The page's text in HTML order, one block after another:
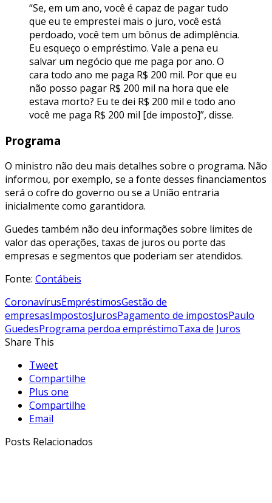
“Se, em um ano, você é capaz de pagar tudo
que eu te emprestei mais o juro, você está
perdoado, você tem um bônus de adimplência.
Eu esqueço o empréstimo. Vale a pena eu
salvar um negócio que me paga por ano. O
cara todo ano me paga R$ 200 mil. Por que eu
não posso pagar R$ 200 mil na hora que ele
estava morto? Eu te dei R$ 200 mil e todo ano
você me paga R$ 200 mil [de imposto]”, disse.
Programa
O ministro não deu mais detalhes sobre o programa. Não
informou, por exemplo, se a fonte desses financiamentos
será o cofre do governo ou se a União entraria
inicialmente como garantidora.
Guedes também não deu informações sobre limites de
valor das operações, taxas de juros ou porte das
empresas e segmentos que poderiam ser atendidos.
Fonte: Contábeis
CoronavírusEmpréstimosGestão de
empresasImpostosJurosPagamento de impostosPaulo
GuedesPrograma perdoa empréstimoTaxa de Juros
Share This
Tweet
Compartilhe
Plus one
Compartilhe
Email
Posts Relacionados